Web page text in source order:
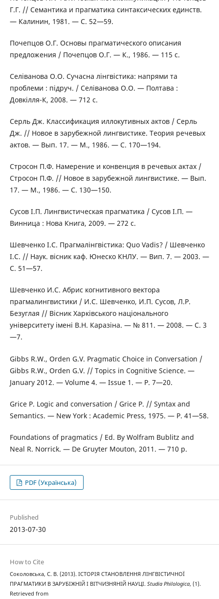
Г.Г. // Семантика и прагматика синтаксических единств.
— Калинин, 1981. — С. 52—59.
Почепцов О.Г. Основы прагматического описания
предложения / Почепцов О.Г. — К., 1986. — 115 с.
Селіванова О.О. Сучасна лінгвістика: напрями та
проблеми : підруч. / Селіванова О.О. — Полтава :
Довкілля-К, 2008. — 712 с.
Серль Дж. Классификация иллокутивных актов / Серль
Дж. // Новое в зарубежной лингвистике. Теория речевых
актов. — Вып. 17. — М., 1986. — С. 170—194.
Стросон П.Ф. Намерение и конвенция в речевых актах /
Стросон П.Ф. // Новое в зарубежной лингвистике. — Вып.
17. — М., 1986. — С. 130—150.
Сусов І.П. Лингвистическая прагматика / Сусов І.П. —
Винница : Нова Книга, 2009. — 272 с.
Шевченко І.С. Прагмалінгвістика: Quo Vadis? / Шевченко
І.С. // Наук. вісник каф. Юнеско КНЛУ. — Вип. 7. — 2003. —
С. 51—57.
Шевченко И.С. Абрис когнитивного вектора
прагмалингвистики / И.С. Шевченко, И.П. Сусов, Л.Р.
Безуглая // Вісник Харківського національного
університету імені В.Н. Каразіна. — № 811. — 2008. — С. 3
—7.
Gibbs R.W., Orden G.V. Pragmatic Choice in Conversation /
Gibbs R.W., Orden G.V. // Topics in Cognitive Science. —
January 2012. — Volume 4. — Issue 1. — P. 7—20.
Grice P. Logic and conversation / Grice P. // Syntax and
Semantics. — New York : Academic Press, 1975. — P. 41—58.
Foundations of pragmatics / Ed. By Wolfram Bublitz and
Neal R. Norrick. — De Gruyter Mouton, 2011. — 710 p.
PDF (Українська)
Published
2013-07-30
How to Cite
Соколовська, С. В. (2013). ІСТОРІЯ СТАНОВЛЕННЯ ЛІНГВІСТИЧНОЇ
ПРАГМАТИКИ В ЗАРУБІЖНІЙ І ВІТЧИЗНЯНІЙ НАУЦІ. Studia Philologica, (1).
Retrieved from